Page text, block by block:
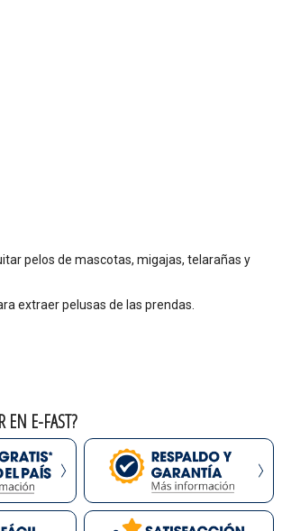
pelos de mascotas, migajas, telarañas y
extraer pelusas de las prendas.
EN E-FAST?